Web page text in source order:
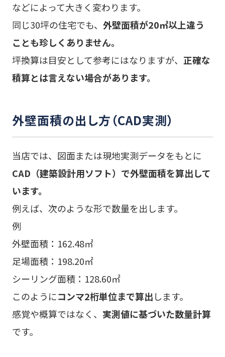
などによって大きく変わります。
同じ30坪の住宅でも、 外壁面積が20㎡以上違う
ことも珍しくありません。
坪換算は目安として参考にはなりますが、 正確な
積算とは言えない場合があります。
外壁面積の出し方（CAD実測）
当店では、図面または現地実測データをもとに
CAD（建築設計用ソフト）で外壁面積を算出して
います。
例えば、次のような形で数量を出します。
例
外壁面積：162.48㎡
足場面積：198.20㎡
シーリング面積：128.60㎡
このようにコンマ2桁単位まで算出します。
感覚や概算ではなく、 実測値に基づいた数量計算
です。